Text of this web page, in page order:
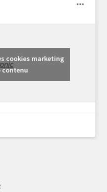
cookies marketing
contenu